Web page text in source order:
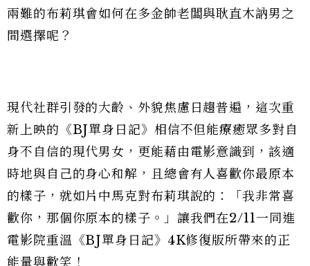
兩難的布莉琪會如何在多金帥老闆與耿直木訥男之
間選擇呢？
現代社群引發的大齡、外貌焦慮日趨普遍，這次重
新上映的《BJ單身日記》相信不但能療癒眾多對自
身不自信的現代男女，更能藉由電影意識到，該適
時地與自己的身心和解，且總會有人喜歡你最原本
的樣子，就如片中馬克對布莉琪說的：「我非常喜
歡你，那個你原本的樣子。」讓我們在2/11一同進
電影院重溫《BJ單身日記》4K修復版所帶來的正
能量與歡笑！